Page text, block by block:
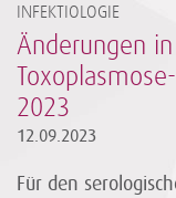
INFEKTIOLOGIE
Änderungen
2023
12.09.2023
Für den